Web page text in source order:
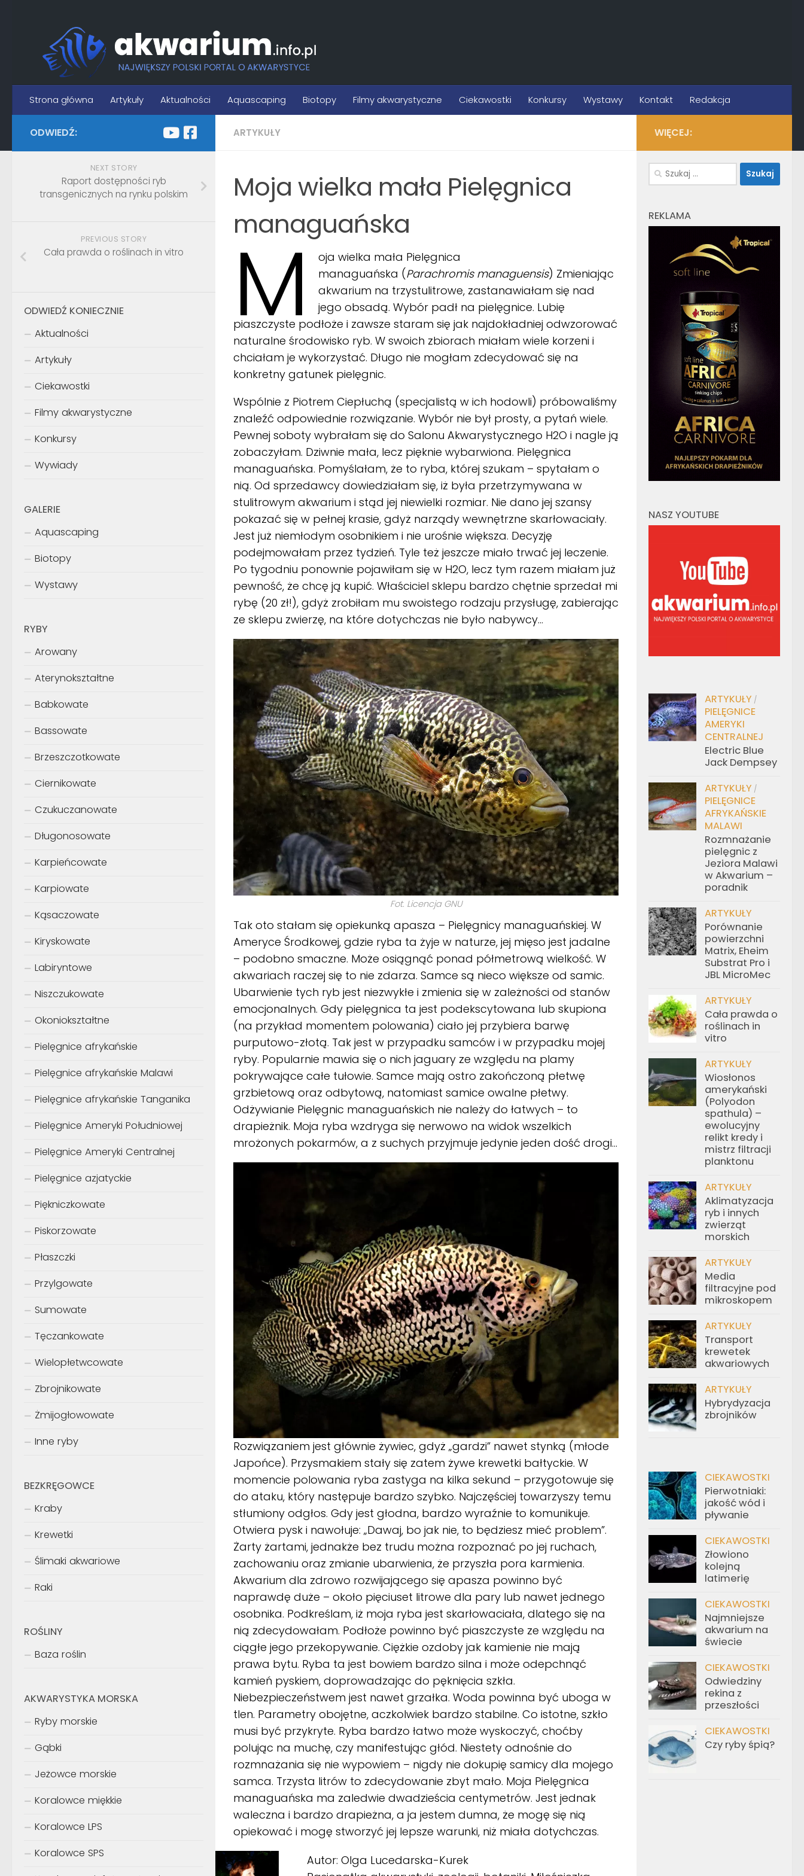
Strona główna Artykuły Aktualności Aquascaping Biotopy Filmy akwarystyczne Ciekawostki Konkursy Wystawy Kontakt Redakcja
ARTYKUŁY
Moja wielka mała Pielęgnica
managuańska
M
oja wielka mała Pielęgnica
managuańska (Parachromis managuensis) Zmieniając
akwarium na trzystulitrowe, zastanawiałam się nad
jego obsadą. Wybór padł na pielęgnice. Lubię
piaszczyste podłoże i zawsze staram się jak najdokładniej odwzorować
naturalne środowisko ryb. W swoich zbiorach miałam wiele korzeni i
chciałam je wykorzystać. Długo nie mogłam zdecydować się na
konkretny gatunek pielęgnic.
Wspólnie z Piotrem Ciepłuchą (specjalistą w ich hodowli) próbowaliśmy
znaleźć odpowiednie rozwiązanie. Wybór nie był prosty, a pytań wiele.
Pewnej soboty wybrałam się do Salonu Akwarystycznego H2O i nagle ją
zobaczyłam. Dziwnie mała, lecz pięknie wybarwiona. Pielęgnica
managuańska. Pomyślałam, że to ryba, której szukam – spytałam o
nią. Od sprzedawcy dowiedziałam się, iż była przetrzymywana w
stulitrowym akwarium i stąd jej niewielki rozmiar. Nie dano jej szansy
pokazać się w pełnej krasie, gdyż narządy wewnętrzne skarłowaciały.
Jest już niemłodym osobnikiem i nie urośnie większa. Decyzję
podejmowałam przez tydzień. Tyle też jeszcze miało trwać jej leczenie.
Po tygodniu ponownie pojawiłam się w H2O, lecz tym razem miałam już
pewność, że chcę ją kupić. Właściciel sklepu bardzo chętnie sprzedał mi
rybę (20 zł!), gdyż zrobiłam mu swoistego rodzaju przysługę, zabierając
ze sklepu zwierzę, na które dotychczas nie było nabywcy…
Fot. Licencja GNU
Tak oto stałam się opiekunką apasza – Pielęgnicy managuańskiej. W
Ameryce Środkowej, gdzie ryba ta żyje w naturze, jej mięso jest jadalne
– podobno smaczne. Może osiągnąć ponad półmetrową wielkość. W
akwariach raczej się to nie zdarza. Samce są nieco większe od samic.
Ubarwienie tych ryb jest niezwykłe i zmienia się w zależności od stanów
emocjonalnych. Gdy pielęgnica ta jest podekscytowana lub skupiona
(na przykład momentem polowania) ciało jej przybiera barwę
purputowo-złotą. Tak jest w przypadku samców i w przypadku mojej
ryby. Popularnie mawia się o nich jaguary ze względu na plamy
pokrywające całe tułowie. Samce mają ostro zakończoną płetwę
grzbietową oraz odbytową, natomiast samice owalne płetwy.
Odżywianie Pielęgnic managuańskich nie należy do łatwych – to
drapieżnik. Moja ryba wzdryga się nerwowo na widok wszelkich
mrożonych pokarmów, a z suchych przyjmuje jedynie jeden dość drogi…
Rozwiązaniem jest głównie żywiec, gdyż „gardzi” nawet stynką (młode
Japońce). Przysmakiem stały się zatem żywe krewetki bałtyckie. W
momencie polowania ryba zastyga na kilka sekund – przygotowuje się
do ataku, który następuje bardzo szybko. Najczęściej towarzyszy temu
stłumiony odgłos. Gdy jest głodna, bardzo wyraźnie to komunikuje.
Otwiera pysk i nawołuje: „Dawaj, bo jak nie, to będziesz mieć problem”.
Żarty żartami, jednakże bez trudu można rozpoznać po jej ruchach,
zachowaniu oraz zmianie ubarwienia, że przyszła pora karmienia.
Akwarium dla zdrowo rozwijającego się apasza powinno być
naprawdę duże – około pięciuset litrowe dla pary lub nawet jednego
osobnika. Podkreślam, iż moja ryba jest skarłowaciała, dlatego się na
nią zdecydowałam. Podłoże powinno być piaszczyste ze względu na
ciągłe jego przekopywanie. Ciężkie ozdoby jak kamienie nie mają
prawa bytu. Ryba ta jest bowiem bardzo silna i może odepchnąć
kamień pyskiem, doprowadzając do pęknięcia szkła.
Niebezpieczeństwem jest nawet grzałka. Woda powinna być uboga w
tlen. Parametry obojętne, aczkolwiek bardzo stabilne. Co istotne, szkło
musi być przykryte. Ryba bardzo łatwo może wyskoczyć, choćby
polując na muchę, czy manifestując głód. Niestety odnośnie do
rozmnażania się nie wypowiem – nigdy nie dokupię samicy dla mojego
samca. Trzysta litrów to zdecydowanie zbyt mało. Moja Pielęgnica
managuańska ma zaledwie dwadzieścia centymetrów. Jest jednak
waleczna i bardzo drapieżna, a ja jestem dumna, że mogę się nią
opiekować i mogę stworzyć jej lepsze warunki, niż miała dotychczas.
Autor: Olga Lucedarska-Kurek
ODWIEDŹ:
NEXT STORY
Raport dostępności ryb
transgenicznych na rynku polskim
PREVIOUS STORY
Cała prawda o roślinach in vitro
ODWIEDŹ KONIECZNIE
Aktualności
Artykuły
Ciekawostki
Filmy akwarystyczne
Konkursy
Wywiady
GALERIE
Aquascaping
Biotopy
Wystawy
RYBY
Arowany
Aterynokształtne
Babkowate
Bassowate
Brzeszczotkowate
Ciernikowate
Czukuczanowate
Długonosowate
Karpieńcowate
Karpiowate
Kąsaczowate
Kiryskowate
Labiryntowe
Niszczukowate
Okoniokształtne
Pielęgnice afrykańskie
Pielęgnice afrykańskie Malawi
Pielęgnice afrykańskie Tanganika
Pielęgnice Ameryki Południowej
Pielęgnice Ameryki Centralnej
Pielęgnice azjatyckie
Piękniczkowate
Piskorzowate
Płaszczki
Przylgowate
Sumowate
Tęczankowate
Wielopłetwcowate
Zbrojnikowate
Żmijogłowowate
Inne ryby
BEZKRĘGOWCE
Kraby
Krewetki
Ślimaki akwariowe
Raki
ROŚLINY
Baza roślin
AKWARYSTYKA MORSKA
Ryby morskie
Gąbki
Jeżowce morskie
Koralowce miękkie
Koralowce LPS
Koralowce SPS
WIĘCEJ:
Szukaj:
REKLAMA
NASZ YOUTUBE
ARTYKUŁY /
PIELĘGNICE
AMERYKI
CENTRALNEJ
Electric Blue
Jack Dempsey
ARTYKUŁY /
PIELĘGNICE
AFRYKAŃSKIE
MALAWI
Rozmnażanie
pielęgnic z
Jeziora Malawi
w Akwarium –
poradnik
ARTYKUŁY
Porównanie
powierzchni
Matrix, Eheim
Substrat Pro i
JBL MicroMec
ARTYKUŁY
Cała prawda o
roślinach in
vitro
ARTYKUŁY
Wiosłonos
amerykański
(Polyodon
spathula) –
ewolucyjny
relikt kredy i
mistrz filtracji
planktonu
ARTYKUŁY
Aklimatyzacja
ryb i innych
zwierząt
morskich
ARTYKUŁY
Media
filtracyjne pod
mikroskopem
ARTYKUŁY
Transport
krewetek
akwariowych
ARTYKUŁY
Hybrydyzacja
zbrojników
CIEKAWOSTKI
Pierwotniaki:
jakość wód i
pływanie
CIEKAWOSTKI
Złowiono
kolejną
latimerię
CIEKAWOSTKI
Najmniejsze
akwarium na
świecie
CIEKAWOSTKI
Odwiedziny
rekina z
przeszłości
CIEKAWOSTKI
Czy ryby śpią?